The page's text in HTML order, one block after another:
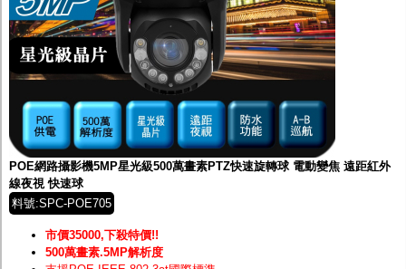
POE網路攝影機5MP星光級500萬畫素PTZ快速旋轉球 電動變焦 遠距紅外
線夜視 快速球
料號:SPC-POE705
市價35000,下殺特價!!
500萬畫素.5MP解析度